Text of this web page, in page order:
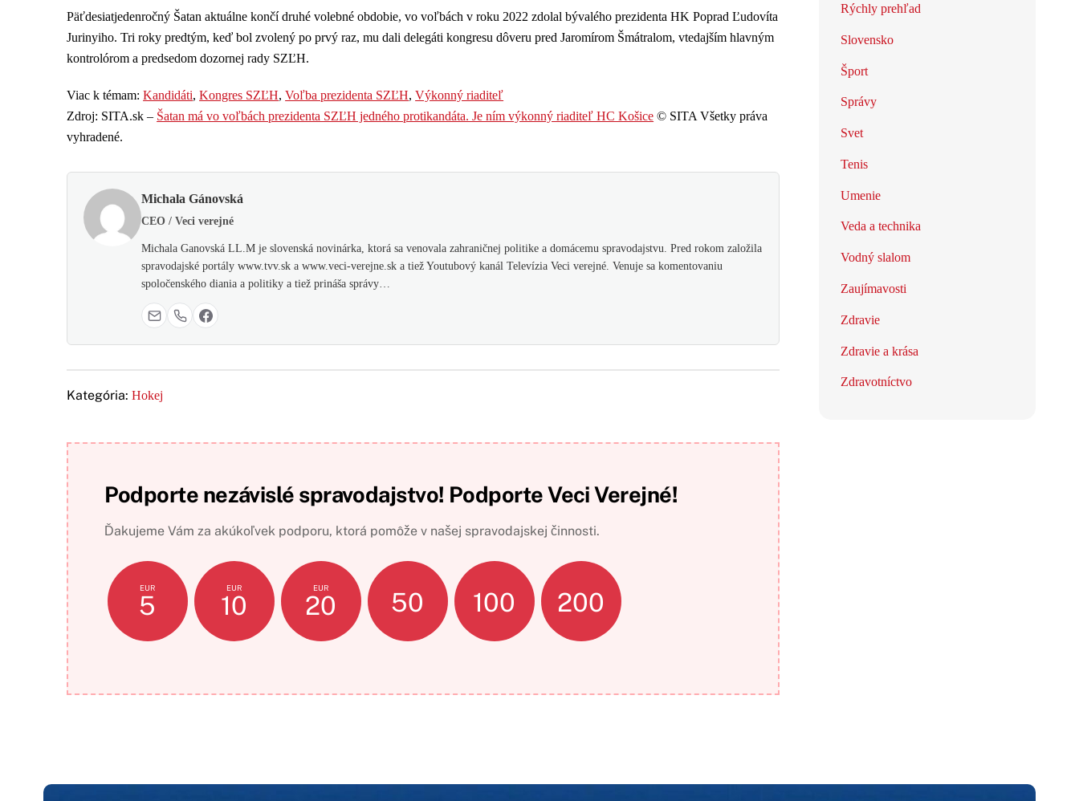
Päťdesiatjedenročný Šatan aktuálne končí druhé volebné obdobie, vo voľbách v roku 2022 zdolal bývalého prezidenta HK Poprad Ľudovíta
Jurinyiho. Tri roky predtým, keď bol zvolený po prvý raz, mu dali delegáti kongresu dôveru pred Jaromírom Šmátralom, vtedajším hlavným
kontrolórom a predsedom dozornej rady SZĽH.
Viac k témam:Kandidáti,Kongres SZĽH,Voľba prezidenta SZĽH,Výkonný riaditeľ
Zdroj: SITA.sk – Šatan má vo voľbách prezidenta SZĽH jedného protikandáta. Je ním výkonný riaditeľ HC Košice © SITA Všetky práva
vyhradené.
Michala Gánovská
CEO / Veci verejné
Michala Ganovská LL.M je slovenská novinárka, ktorá sa venovala zahraničnej politike a domácemu spravodajstvu. Pred rokom založila
spravodajské portály www.tvv.sk a www.veci-verejne.sk a tiež Youtubový kanál Televízia Veci verejné. Venuje sa komentovaniu
spoločenského diania a politiky a tiež prináša správy…
Kategória:Hokej
Podporte nezávislé spravodajstvo! Podporte Veci Verejné!
Ďakujeme Vám za akúkoľvek podporu, ktorá pomôže v našej spravodajskej činnosti.
EUR
5
EUR
10
EUR
20 50 100 200
Rýchly prehľad
Slovensko
Šport
Správy
Svet
Tenis
Umenie
Veda a technika
Vodný slalom
Zaujímavosti
Zdravie
Zdravie a krása
Zdravotníctvo